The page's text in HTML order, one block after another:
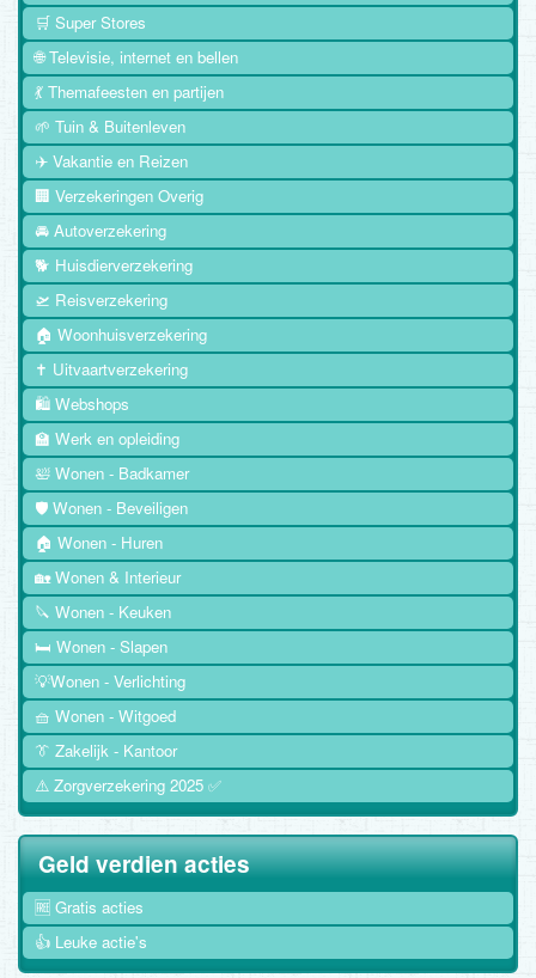
🛒 Super Stores
🌐 Televisie, internet en bellen
💃 Themafeesten en partijen
🌱 Tuin & Buitenleven
✈️ Vakantie en Reizen
🏢 Verzekeringen Overig
🚘 Autoverzekering
🐕 Huisdierverzekering
🛫 Reisverzekering
🏠 Woonhuisverzekering
✝️ Uitvaartverzekering
🛍️ Webshops
🏫 Werk en opleiding
🛀 Wonen - Badkamer
🛡️ Wonen - Beveiligen
🏠 Wonen - Huren
🏡 Wonen & Interieur
🔪 Wonen - Keuken
🛏️ Wonen - Slapen
💡Wonen - Verlichting
🧺 Wonen - Witgoed
👔 Zakelijk - Kantoor
⚠️ Zorgverzekering 2025 ✅
Geld verdien acties
🆓 Gratis acties
👍 Leuke actie's